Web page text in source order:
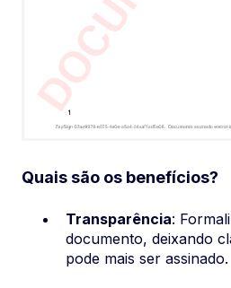
Quais são os benefícios?
Transparência:
documento, deixando
pode mais ser assinado.